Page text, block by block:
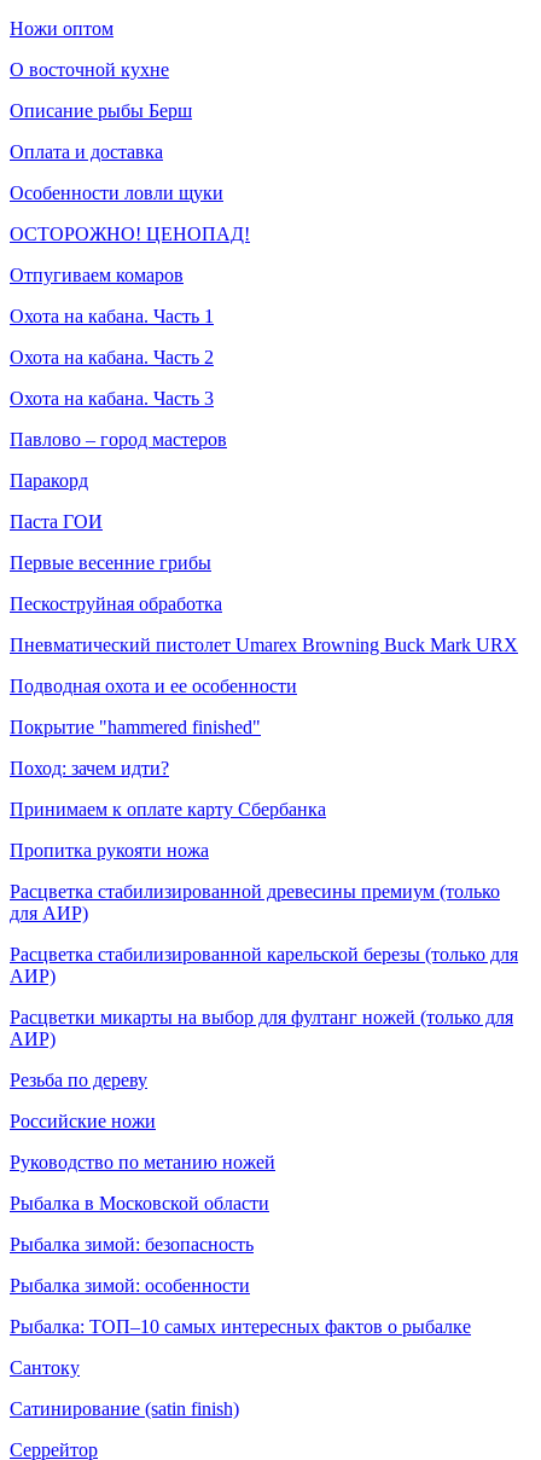
Ножи оптом
О восточной кухне
Описание рыбы Берш
Оплата и доставка
Особенности ловли щуки
ОСТОРОЖНО! ЦЕНОПАД!
Отпугиваем комаров
Охота на кабана. Часть 1
Охота на кабана. Часть 2
Охота на кабана. Часть 3
Павлово – город мастеров
Паракорд
Паста ГОИ
Первые весенние грибы
Пескоструйная обработка
Пневматический пистолет Umarex Browning Buck Mark URX
Подводная охота и ее особенности
Покрытие "hammered finished"
Поход: зачем идти?
Принимаем к оплате карту Сбербанка
Пропитка рукояти ножа
Расцветка стабилизированной древесины премиум (только
для АИР)
Расцветка стабилизированной карельской березы (только для
АИР)
Расцветки микарты на выбор для фултанг ножей (только для
АИР)
Резьба по дереву
Российские ножи
Руководство по метанию ножей
Рыбалка в Московской области
Рыбалка зимой: безопасность
Рыбалка зимой: особенности
Рыбалка: ТОП–10 самых интересных фактов о рыбалке
Сантоку
Сатинирование (satin finish)
Серрейтор